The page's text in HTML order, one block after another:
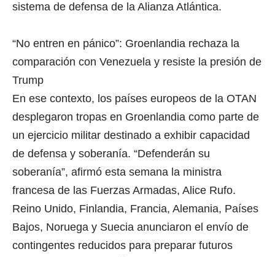
sistema de defensa de la Alianza Atlántica.
“No entren en pánico”: Groenlandia rechaza la
comparación con Venezuela y resiste la presión de
Trump
En ese contexto, los países europeos de la OTAN
desplegaron tropas en Groenlandia como parte de
un ejercicio militar destinado a exhibir capacidad
de defensa y soberanía. “Defenderán su
soberanía”, afirmó esta semana la ministra
francesa de las Fuerzas Armadas, Alice Rufo.
Reino Unido, Finlandia, Francia, Alemania, Países
Bajos, Noruega y Suecia anunciaron el envío de
contingentes reducidos para preparar futuros